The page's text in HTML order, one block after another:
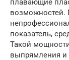
плавающие
возможностей.
показатель,
Такой
выпрямления и